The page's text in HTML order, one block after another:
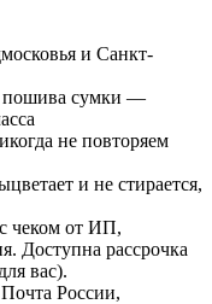
и Санкт-
пошива сумки —
не повторяем
и не стирается,
чеком от ИП,
Доступна рассрочка
вас).
России,